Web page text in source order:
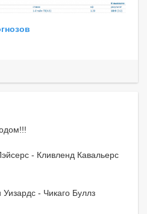
- Кливленд Кавальерс
- Чикаго Буллз